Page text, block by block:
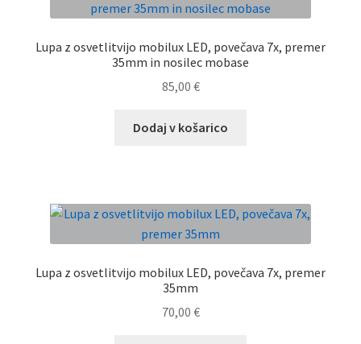
Lupa z osvetlitvijo mobilux LED, povečava 7x, premer
35mm in nosilec mobase
85,00 €
Dodaj v košarico
Lupa z osvetlitvijo mobilux LED, povečava 7x, premer
35mm
70,00 €